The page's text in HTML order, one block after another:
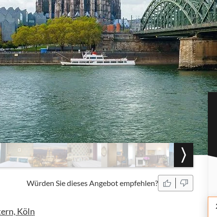
Würden Sie dieses Angebot empfehlen?
Köln